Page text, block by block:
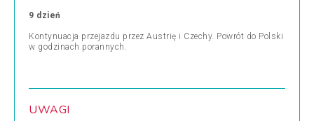
9 dzień
Kontynuacja przejazdu przez Austrię i Czechy. Powrót do Polski
w godzinach porannych.
UWAGI